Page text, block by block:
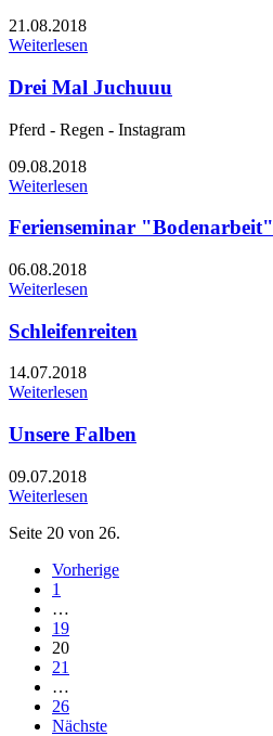
21.08.2018
Weiterlesen
Drei Mal Juchuuu
Pferd - Regen - Instagram
09.08.2018
Weiterlesen
Ferienseminar "Bodenarbeit"
06.08.2018
Weiterlesen
Schleifenreiten
14.07.2018
Weiterlesen
Unsere Falben
09.07.2018
Weiterlesen
Seite 20 von 26.
Vorherige
1
…
19
20
21
…
26
Nächste